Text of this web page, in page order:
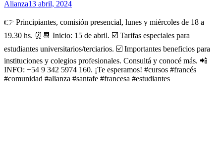
Alianza13 abril, 2024
👉 Principiantes, comisión presencial, lunes y miércoles de 18 a
19.30 hs. ⏰️📆 Inicio: 15 de abril. ☑️ Tarifas especiales para
estudiantes universitarios/terciarios. ☑️ Importantes beneficios para
instituciones y colegios profesionales. Consultá y conocé más. 📲
INFO: +54 9 342 5974 160. ¡Te esperamos! #cursos #francés
#comunidad #alianza #santafe #francesa #estudiantes